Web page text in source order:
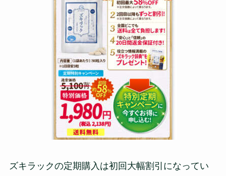
ズキラックの定期購入は初回大幅割引になってい